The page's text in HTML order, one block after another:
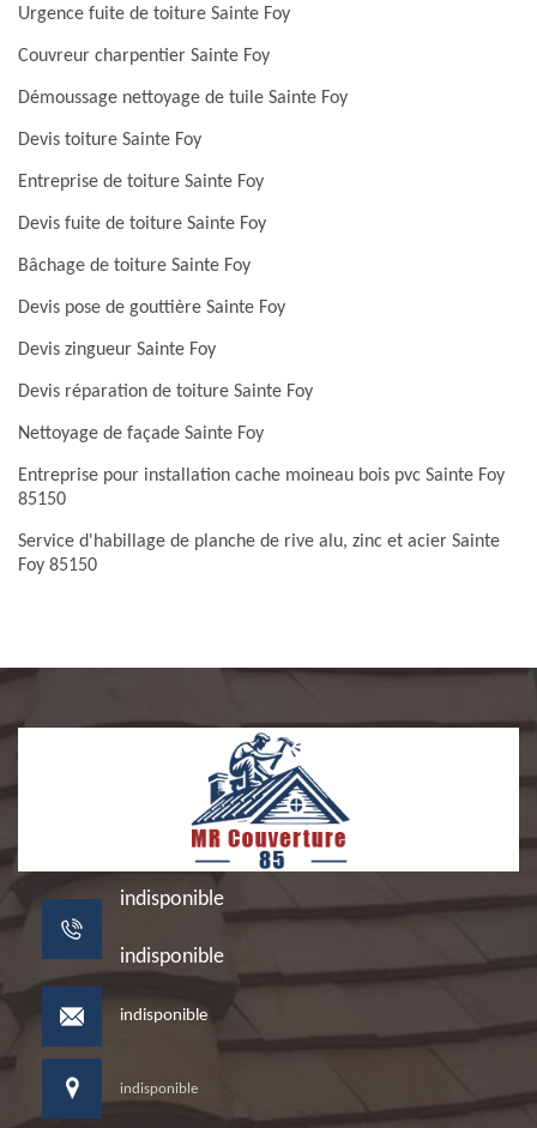
Urgence fuite de toiture Sainte Foy
Couvreur charpentier Sainte Foy
Démoussage nettoyage de tuile Sainte Foy
Devis toiture Sainte Foy
Entreprise de toiture Sainte Foy
Devis fuite de toiture Sainte Foy
Bâchage de toiture Sainte Foy
Devis pose de gouttière Sainte Foy
Devis zingueur Sainte Foy
Devis réparation de toiture Sainte Foy
Nettoyage de façade Sainte Foy
Entreprise pour installation cache moineau bois pvc Sainte Foy
85150
Service d'habillage de planche de rive alu, zinc et acier Sainte
Foy 85150
indisponible
indisponible
indisponible
indisponible